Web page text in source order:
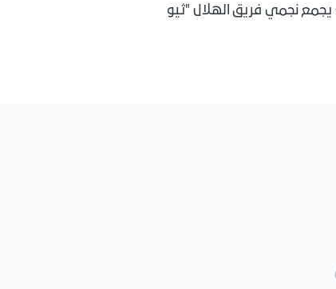
يوم الخميس 9 يوليو، في لقاء مرتقب يجمع نجمي فريق الهلال "ثيو